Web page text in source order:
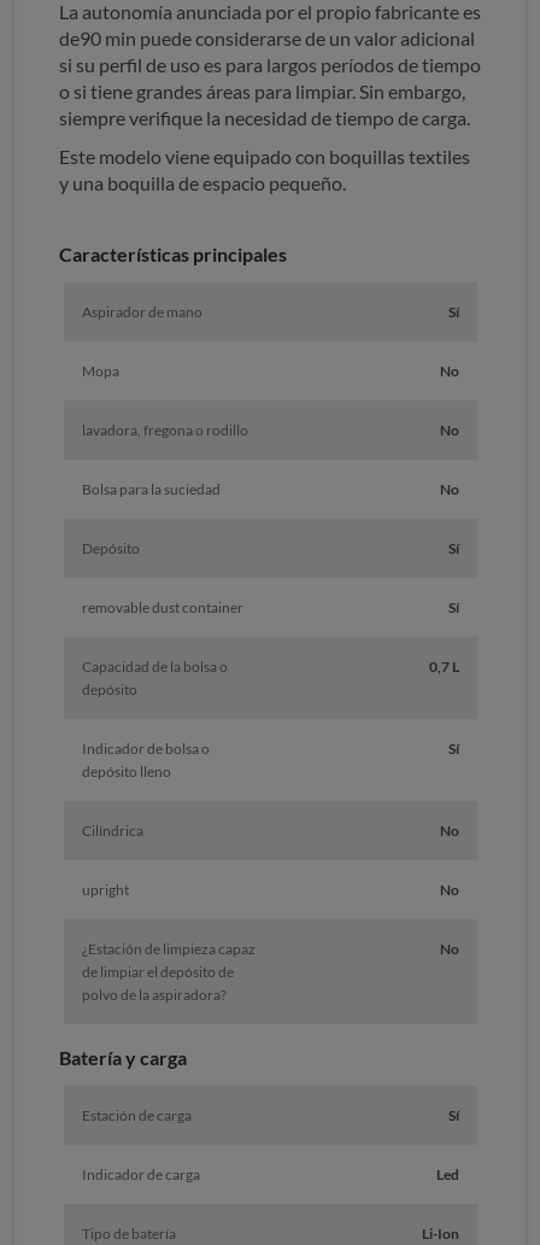
La autonomía anunciada por el propio fabricante es
de90 min puede considerarse de un valor adicional
si su perfil de uso es para largos períodos de tiempo
o si tiene grandes áreas para limpiar. Sin embargo,
siempre verifique la necesidad de tiempo de carga.
Este modelo viene equipado con boquillas textiles
y una boquilla de espacio pequeño.
Características principales
Aspirador de mano Sí
Mopa No
lavadora, fregona o rodillo No
Bolsa para la suciedad No
Depósito Sí
removable dust container Sí
Capacidad de la bolsa o
depósito
0,7 L
Indicador de bolsa o
depósito lleno
Sí
Cilíndrica No
upright No
¿Estación de limpieza capaz
de limpiar el depósito de
polvo de la aspiradora?
No
Batería y carga
Estación de carga Sí
Indicador de carga Led
Tipo de batería Li-Ion